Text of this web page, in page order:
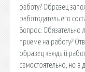
работу? Образец
работодатель его
Вопрос: Обязательно
приеме на работу?
образец каждый
самостоятельно, но в